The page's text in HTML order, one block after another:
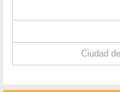
Ciudad